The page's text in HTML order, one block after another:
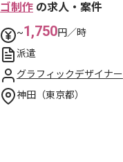
ゴ制作 の求人・案件
~1,750円／時
派遣
グラフィックデザイナー
神田（東京都）